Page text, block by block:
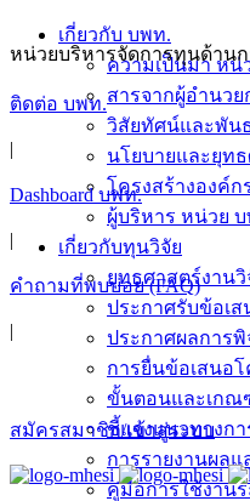
หน่วยบริหารจัดการทุนด้าน
ติดต่อ บพท.
|
Dashboard บพท.
|
คำถามที่พบบ่อย (FAQ)
|
สมัครสมาชิก/เข้าสู่ระบบ
เกี่ยวกับ บพท.
ความเป็นมา หน่
สารจากผู้อำนวย
วิสัยทัศน์และพัน
นโยบายและยุท
โครงสร้างองค์ก
ผู้บริหาร หน่วย
เกี่ยวกับทุนวิจัย
ยุทธศาสตร์งานวิ
ประกาศรับข้อเส
ประกาศผลการ
การยื่นข้อเสนอโ
ขั้นตอนและเกณ
ชี้แจงแนวทางก
การรายงานผลแ
คู่มือการใช้งาน